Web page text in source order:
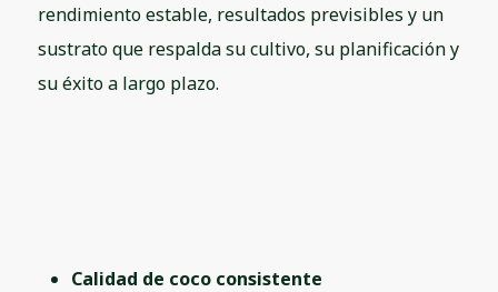
rendimiento estable, resultados previsibles y un
sustrato que respalda su cultivo, su planificación y
su éxito a largo plazo.
Calidad de coco consistente